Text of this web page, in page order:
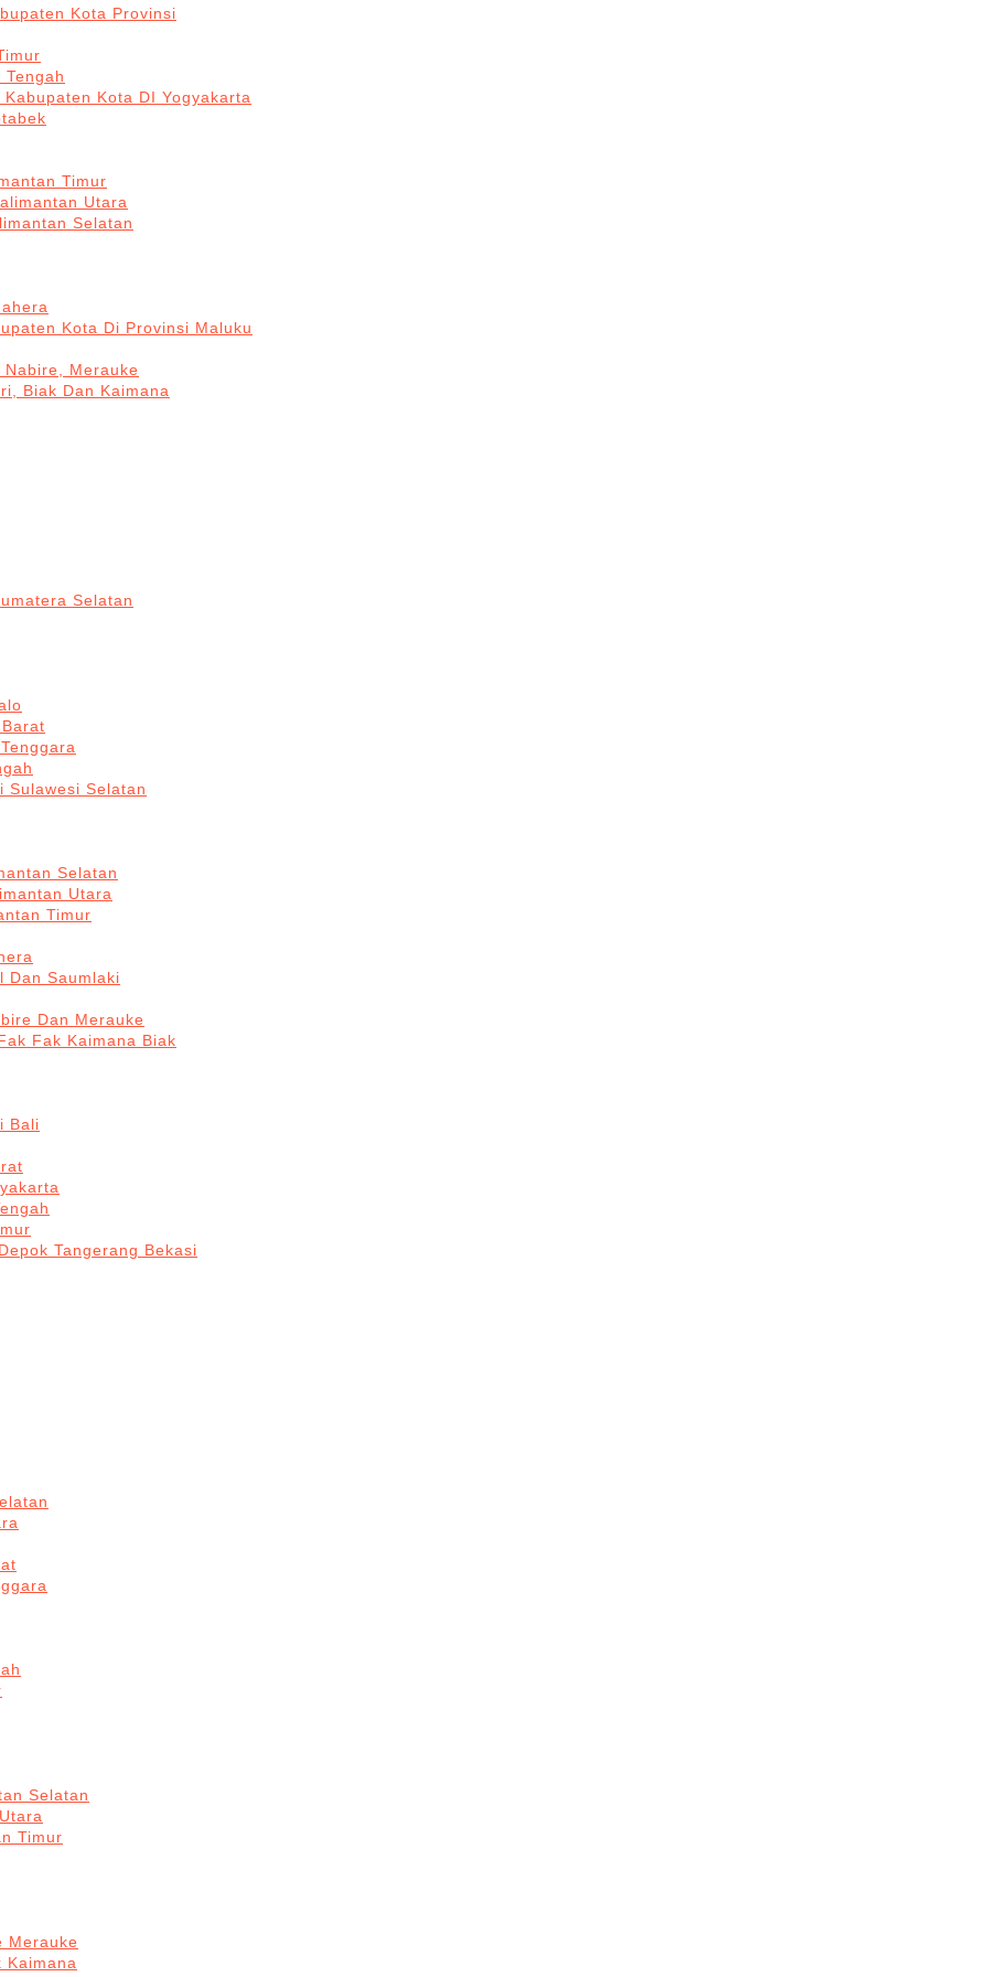
Kota Provinsi
Kota DI Yogyakarta
Timur
Utara
Selatan
Kota Di Provinsi Maluku
Merauke
Biak Dan Kaimana
Selatan
Sulawesi Selatan
Selatan
Utara
Timur
Dan Saumlaki
Dan Merauke
Fak Kaimana Biak
Bali
Tangerang Bekasi
Selatan
Timur
Merauke
Kaimana